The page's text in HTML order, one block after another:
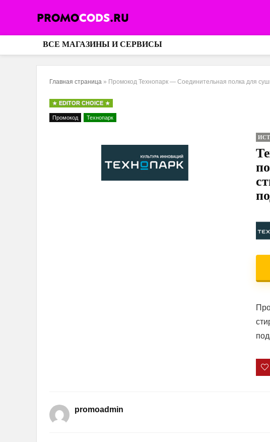
ВСЕ МАГАЗИНЫ И СЕРВИСЫ
Главная страница » Промокод Технопарк — Соединительная полка для
EDITOR CHOICE
Промокод Технопарк
promoadmin